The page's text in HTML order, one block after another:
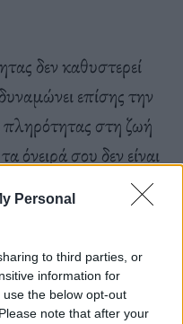
Personal
to third parties, or
information for
the below opt-out
note that after your
δεν καθυστερεί
επίσης την
στη ζωή
όνειρά σου δεν είναι
αυτή η